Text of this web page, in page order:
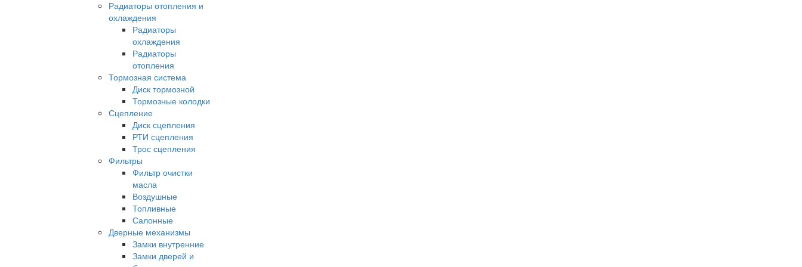
Радиаторы отопления и
охлаждения
Радиаторы
охлаждения
Радиаторы
отопления
Тормозная система
Диск тормозной
Тормозные колодки
Сцепление
Диск сцепления
РТИ сцепления
Трос сцепления
Фильтры
Фильтр очистки
масла
Воздушные
Топливные
Салонные
Дверные механизмы
Замки внутренние
Замки дверей и